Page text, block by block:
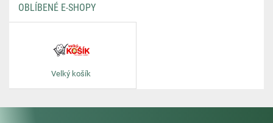
OBLÍBENÉ E-SHOPY
Velký košík